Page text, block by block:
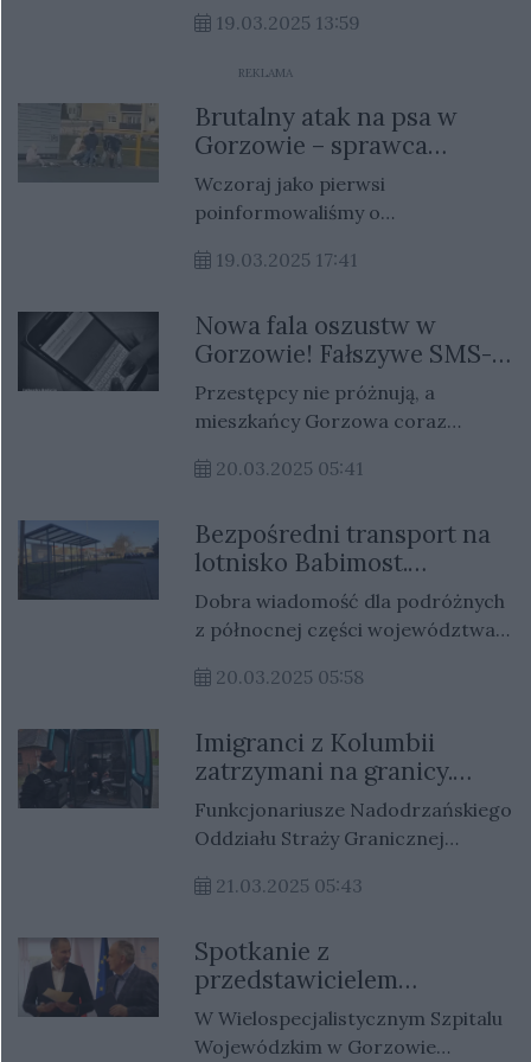
dostawczego, którym
kiedy kurier na chwilę zostawił
pojazd. Wsiadł za kierownicę i
odjechał. Po chwili dołączyły do
niego dwie kolejne osoby.
19.03.2025 13:59
REKLAMA
Brutalny atak na psa w
Gorzowie – sprawca
zgłoszony na policję!
Wczoraj jako pierwsi
poinformowaliśmy o
brutalnym akcie znęcania się nad
w poniedziałek, 17 marca, na
parkingu sklepu Lidl przy ulicy
Maczka w Gorzowie
Wielkopolskim.
19.03.2025 17:41
Nowa fala oszustw w
Gorzowie! Fałszywe SMS-y
wyłudzają dane i pieniądze
Przestępcy nie próżnują, a
mieszkańcy Gorzowa coraz
metod oszustw. Choć schematy
są już dobrze znane, to
cyberprzestępcy wciąż wymyślają
nowe sposoby na wyłudzenie
pieniędzy.
20.03.2025 05:41
Bezpośredni transport na
lotnisko Babimost.
Pasażerowie z Gorzowa
mają nową opcję
Dobra wiadomość dla podróżnych
z północnej części województwa
Gorzowa, Międzyrzecza i
lotnisko Zielona Góra – Babimost
(IEG) wygodnym połączeniem
autobusowym.
20.03.2025 05:58
Imigranci z Kolumbii
zatrzymani na granicy.
Próbowali przedostać się
do Niemiec
Funkcjonariusze Nadodrzańskiego
Oddziału Straży Granicznej
której 15 marca zatrzymano
przebywających w Polsce
nielegalnie. Cudzoziemcy naruszyli
przepisy pobytowe i próbowali
przedostać się do Niemiec. Zostali
21.03.2025 05:43
Spotkanie z
przedstawicielem
Rzecznika Praw Pacjenta
W Wielospecjalistycznym Szpitalu
Wojewódzkim w Gorzowie